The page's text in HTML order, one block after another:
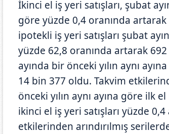
İkinci el iş yeri satışları, şubat
göre yüzde 0,4 oranında
ipotekli iş yeri satışları şubat
yüzde 62,8 oranında artarak
ayında bir önceki yılın aynı
14 bin 377 oldu. Takvim
önceki yılın aynı ayına göre ilk
ikinci el iş yeri satışları yüzde
etkilerinden arındırılmış